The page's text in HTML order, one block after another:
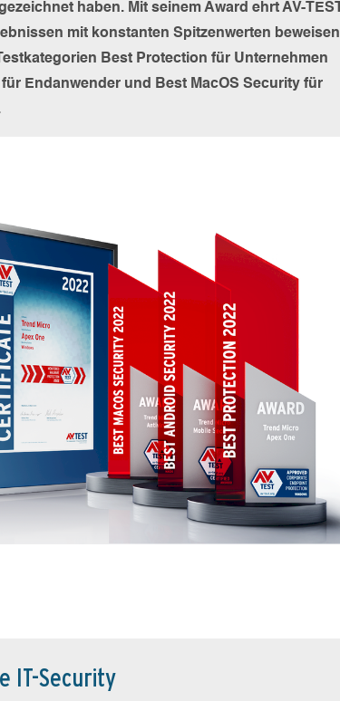
haben. Mit seinem Award ehrt AV-TEST
mit konstanten Spitzenwerten beweisen
Best Protection für Unternehmen
Endanwender und Best MacOS Security für
IT-Security